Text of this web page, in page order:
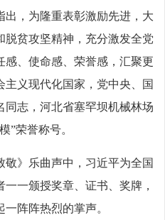
，为隆重表彰激励先进，大
脱贫攻坚精神，充分激发全党
、使命感、荣誉感，汇聚更
义现代化国家，党中央、国
同志，河北省塞罕坝机械林场
”荣誉称号。
》乐曲声中，习近平为全国
一颁授奖章、证书、奖牌，
阵阵热烈的掌声。